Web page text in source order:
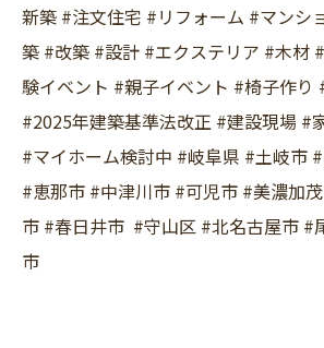
新築 #注文住宅 #リフォーム #マンシ
築 #改築 #設計 #エクステリア #木材
験イベント #親子イベント #椅子作り
#2025年建築基準法改正 #建設現場 #
#マイホーム検討中 #岐阜県 #土岐市
#恵那市 #中津川市 #可児市 #美濃加
市 #春日井市 #守山区 #北名古屋市 #
市